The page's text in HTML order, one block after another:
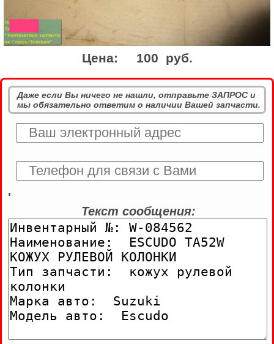
Цена: 100 руб.
Даже если Вы ничего не нашли, отправьте ЗАПРОС и
мы обязательно ответим о наличии Вашей запчасти.
'
Текст сообщения: